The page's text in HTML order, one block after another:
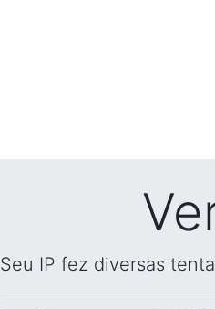
Seu IP fez diversas